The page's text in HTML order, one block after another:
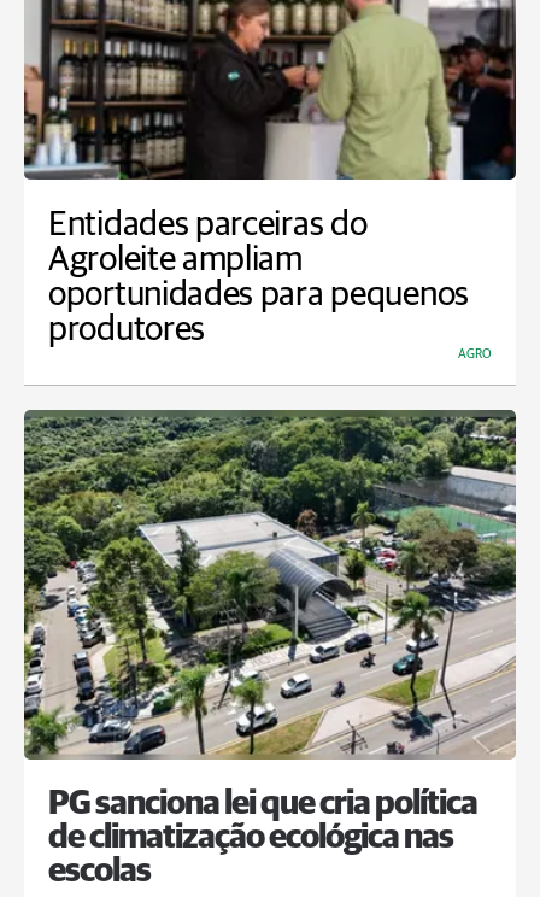
Entidades parceiras do
Agroleite ampliam
oportunidades para pequenos
produtores
AGRO
PG sanciona lei que cria política
de climatização ecológica nas
escolas